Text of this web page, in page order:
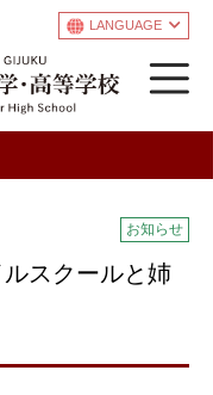
LANGUAGE
お知らせ
スクールと姉